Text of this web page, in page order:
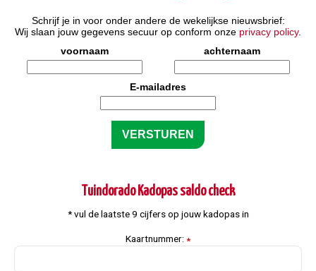
Schrijf je in voor onder andere de wekelijkse nieuwsbrief:
Wij slaan jouw gegevens secuur op conform onze privacy policy.
voornaam
achternaam
E-mailadres
Tuindorado Kadopas saldo check
* vul de laatste 9 cijfers op jouw kadopas in
Kaartnummer: *